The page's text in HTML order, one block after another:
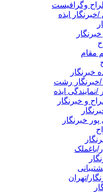
وگرافیست
ایذه
مقام
خبرنگار
رشت
ایذه
و خبرنگار
خبرنگار
باغملک
تهران